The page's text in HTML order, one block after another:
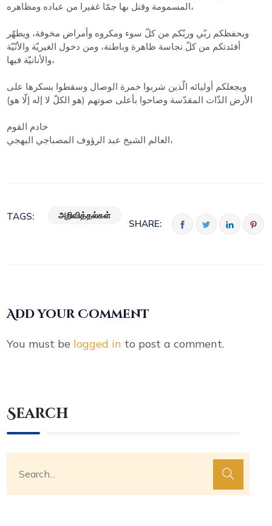
المسمومة وقتل بها جمّا غفيرا من عباده ومظاهره،
ويحفظكم ربّي وربّكم من كلّ سوء ومكروه وأمراض مخوفة، ويطهّر
أفئدتكم من كلّ نجاسة ظاهرة وباطنة، ومن دخول الغيريّة والأنّيّة
والأنانيّة فيها،
ويجعلكم أوليائه الّذين شربوا خمرة الوصال وسقطوا بسكرها على
الأرض الذّات المقدّسة وصاحوا بأعلى صوتهم (هو الكلّ لا إله إلّا هو)
خادم القوم
العالم الشيخ عبد الرؤوف المصباجي البهجي،
TAGS: அறிவித்தல்கள்
SHARE:
Add your Comment
You must be logged in to post a comment.
Search